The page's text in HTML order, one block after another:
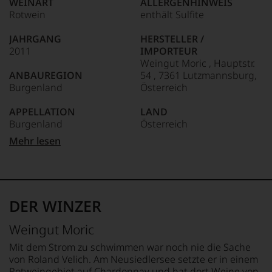
dokumentieren
wir
und
gerade
Bewertungen
und
Medaillen
renommierter
Weinjournalisten
oder
Fachpublikationen
Aussendungen
in
unserem
Webshop,
um
zu
unterstreichen,
59-50
Punkte:
dessen
Schaffen
heute
noch
zeigt,
auch
er
sich
seit
2012
hat.
hat
Kreativität
Innovationsgeist
Weinjournalismus
Rotwein
JAHRGANG
2011
ANBAUREGION
Burgenland
APPELLATION
Burgenland
REBSORTEN
TRINKTEMPERATUR
13,5 % Vol.
enthält Sulfite
HERSTELLER /
IMPORTEUR
Weingut Moric , Hauptstr.
54 , 7361 Lutzmannsburg,
Österreich
LAND
Österreich
GESCHMACK
Mehr lesen
DER WINZER
Weingut Moric
Mit dem Strom zu schwimmen war noch nie die Sache
von Roland Velich. Am Neusiedlersee setzte er in einem